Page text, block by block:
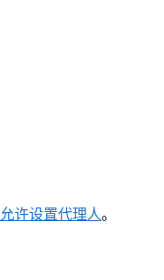
允许设置代理人。